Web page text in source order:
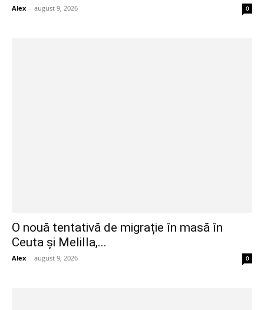
Alex - august 9, 2026 0
O nouă tentativă de migrație în masă în
Ceuta și Melilla,...
Alex - august 9, 2026 0